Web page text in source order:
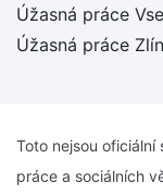
Úžasná práce
Úžasná práce Zlín
Toto nejsou oficiální
práce a sociálních